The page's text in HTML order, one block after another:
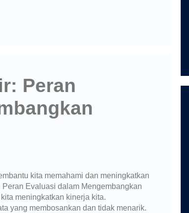
Peran
kita memahami dan meningkatkan
Evaluasi dalam Mengembangkan
meningkatkan kinerja kita.
yang membosankan dan tidak menarik.